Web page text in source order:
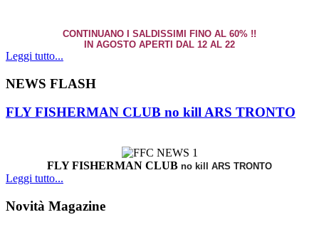
CONTINUANO I SALDISSIMI FINO AL 60% !!
IN AGOSTO APERTI DAL 12 AL 22
Leggi tutto...
NEWS FLASH
FLY FISHERMAN CLUB no kill ARS TRONTO
FLY FISHERMAN CLUB no kill ARS TRONTO
Leggi tutto...
Novità Magazine